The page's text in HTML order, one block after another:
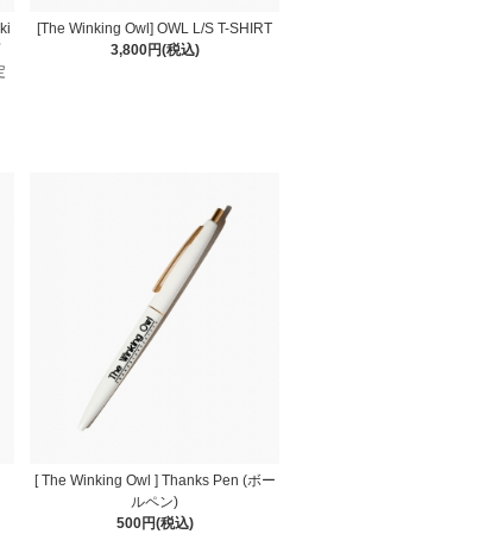
[The Winking Owl] OWL L/S T-SHIRT
3,800円(税込)
[ The Winking Owl ] Thanks Pen (ボー
ルペン)
500円(税込)